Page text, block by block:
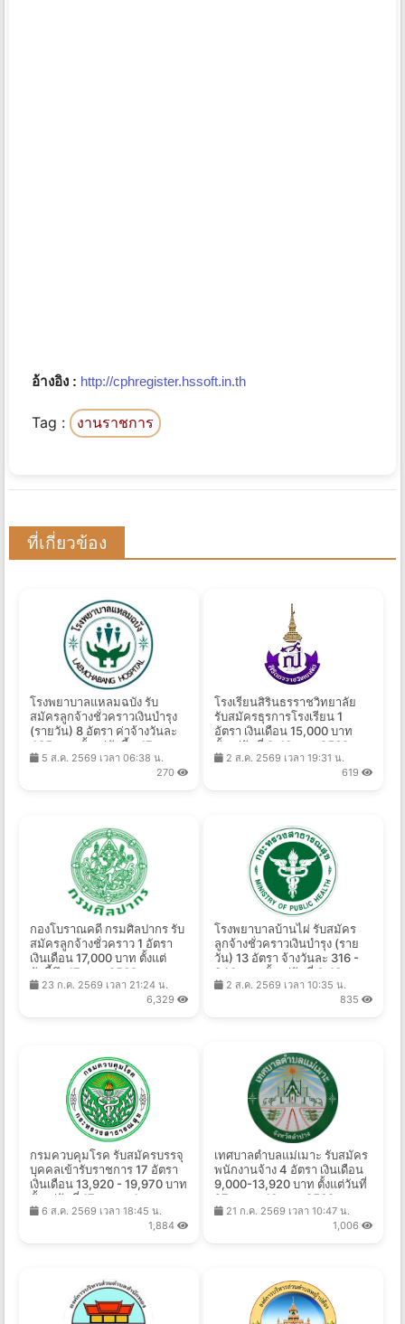
อ้างอิง : http://cphregister.hssoft.in.th
Tag : งานราชการ
ที่เกี่ยวข้อง
โรงพยาบาลแหลมฉบัง รับ
สมัครลูกจ้างชั่วคราวเงินบำรุง
(รายวัน) 8 อัตรา ค่าจ้างวันละ
435 บาท ตั้งแต่บัดนี้ - 17 ส.ค.
25695 ส.ค. 2569 เวลา 06:38 น.
270
โรงเรียนสิรินธรราชวิทยาลัย
รับสมัครธุรการโรงเรียน 1
อัตรา เงินเดือน 15,000 บาท
ตั้งแต่วันที่ 3-10 ส.ค. 2569
2 ส.ค. 2569 เวลา 19:31 น.
619
กองโบราณคดี กรมศิลปากร รับ
สมัครลูกจ้างชั่วคราว 1 อัตรา
เงินเดือน 17,000 บาท ตั้งแต่
บัดนี้ถึง 17 ส.ค. 2569
23 ก.ค. 2569 เวลา 21:24 น.
6,329
โรงพยาบาลบ้านไผ่ รับสมัคร
ลูกจ้างชั่วคราวเงินบำรุง (ราย
วัน) 13 อัตรา จ้างวันละ 316 -
840 บาท ตั้งแต่วันที่ 6-13 ส.ค.
2569
2 ส.ค. 2569 เวลา 10:35 น.
835
กรมควบคุมโรค รับสมัครบรรจุ
บุคคลเข้ารับราชการ 17 อัตรา
เงินเดือน 13,920 - 19,970 บาท
ตั้งแต่วันที่ 17 ส.ค. - 4 ก.ย.
2569
6 ส.ค. 2569 เวลา 18:45 น.
1,884
เทศบาลตำบลแม่เมาะ รับสมัคร
พนักงานจ้าง 4 อัตรา เงินเดือน
9,000-13,920 บาท ตั้งแต่วันที่
27 ก.ค. - 10 ส.ค. 2569
21 ก.ค. 2569 เวลา 10:47 น.
1,006